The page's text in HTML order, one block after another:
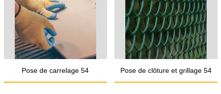
Pose de carrelage 54 Pose de clôture et grillage 54